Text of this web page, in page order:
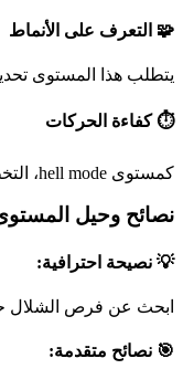
🧩 التعرف على الأنماط
يتطلب هذا المستوى
⏱️ كفاءة الحركات
كمستوى hell mode، التخطيط الأمثل للحركات أمر بالغ الأهمية لتحقيق أفضل نتيجة.
نصائح وحيل المستوى
💡 نصيحة احترافية:
ابحث عن فرص الشلال
🎯 نصائح متقدمة: